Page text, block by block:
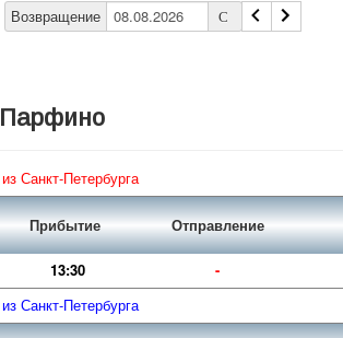
Возвращение
Парфино
из Санкт-Петербурга
Прибытие Отправление
13:30
-
из Санкт-Петербурга